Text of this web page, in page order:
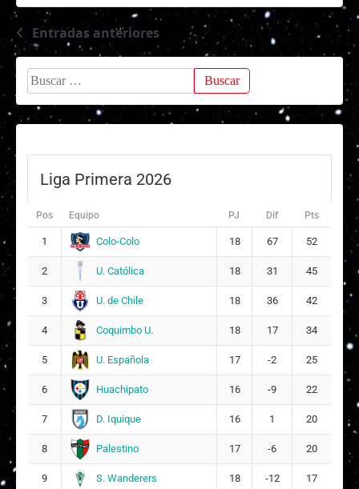
Navegación
de
entradas
Entradas anteriores
Buscar:
Liga Primera 2026
Pos Equipo PJ Dif Pts
1 Colo-Colo 18 67 52
2 U. Católica 18 31 45
3 U. de Chile 18 36 42
4 Coquimbo U. 18 17 34
5 U. Española 17 -2 25
6 Huachipato 16 -9 22
7 D. Iquique 16 1 20
8 Palestino 17 -6 20
9 S. Wanderers 18 -12 17